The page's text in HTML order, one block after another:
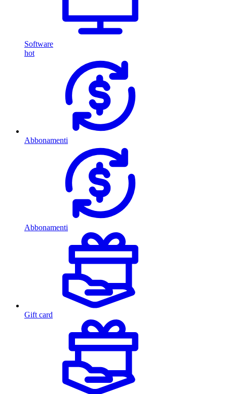
Software
hot
Abbonamenti
Abbonamenti
Gift card